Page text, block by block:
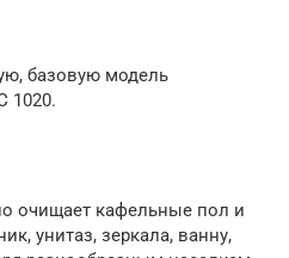
базовую модель
1020.
очищает кафельные пол и
унитаз, зеркала, ванну,